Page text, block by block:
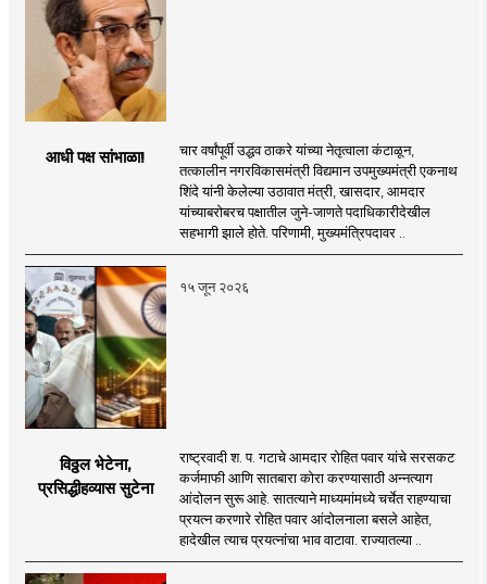
आधी पक्ष सांभाळा!
चार वर्षांपूर्वी उद्धव ठाकरे यांच्या नेतृत्वाला कंटाळून,
तत्कालीन नगरविकासमंत्री विद्यमान उपमुख्यमंत्री एकनाथ
शिंदे यांनी केलेल्या उठावात मंत्री, खासदार, आमदार
यांच्याबरोबरच पक्षातील जुने-जाणते पदाधिकारीदेखील
सहभागी झाले होते. परिणामी, मुख्यमंत्रिपदावर ..
१५ जून २०२६
विठ्ठल भेटेना,
प्रसिद्धीहव्यास सुटेना
राष्ट्रवादी श. प. गटाचे आमदार रोहित पवार यांचे सरसकट
कर्जमाफी आणि सातबारा कोरा करण्यासाठी अन्नत्याग
आंदोलन सुरू आहे. सातत्याने माध्यमांमध्ये चर्चेत राहण्याचा
प्रयत्न करणारे रोहित पवार आंदोलनाला बसले आहेत,
हादेखील त्याच प्रयत्नांचा भाव वाटावा. राज्यातल्या ..